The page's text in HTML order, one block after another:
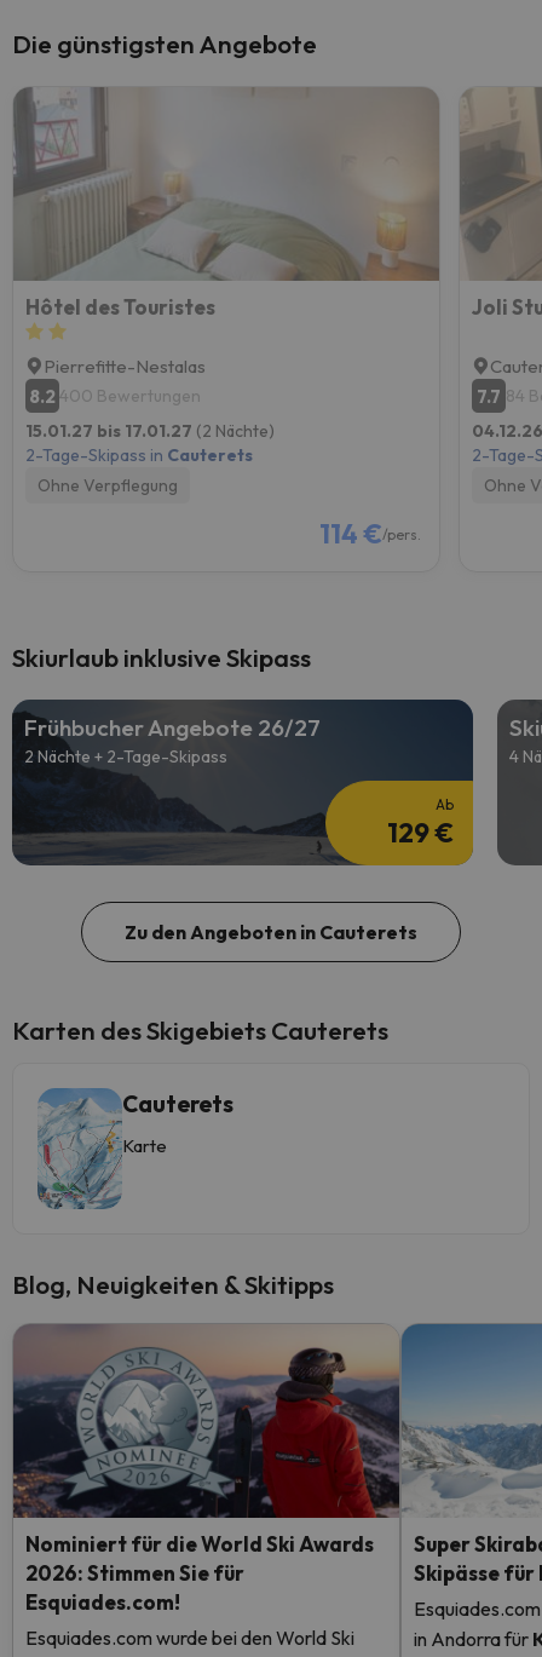
Die günstigsten Angebote
Hôtel des Touristes
Pierrefitte-Nestalas
8.2 400 Bewertungen
15.01.27 bis 17.01.27 (2 Nächte)
2-Tage-Skipass in Cauterets
Ohne Verpflegung
114 €/pers.
Joli
7.7 84
2-Tage-
Ohne
Skiurlaub inklusive Skipass
Frühbucher Angebote 26/27
2 Nächte + 2-Tage-Skipass
Ab
129 €
4
Zu den Angeboten in Cauterets
Karten des Skigebiets Cauterets
Cauterets
Karte
Blog, Neuigkeiten & Skitipps
Nominiert für die World Ski Awards
2026: Stimmen Sie für
Esquiades.com!
Esquiades.com wurde bei den World Ski
Super
Skipässe
in Andorrafür